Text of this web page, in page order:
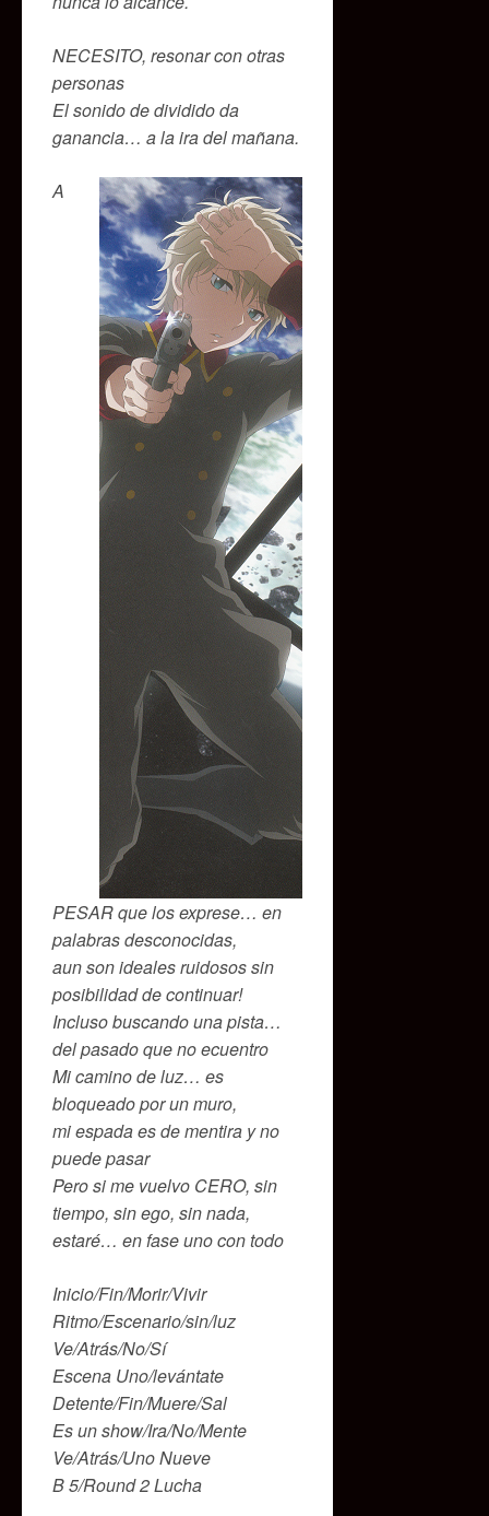
NECESITO, resonar con otras
personas
El sonido de dividido da
ganancia… a la ira del mañana.
A
PESAR que los exprese… en
palabras desconocidas,
aun son ideales ruidosos sin
posibilidad de continuar!
Incluso buscando una pista…
del pasado que no ecuentro
Mi camino de luz… es
bloqueado por un muro,
mi espada es de mentira y no
puede pasar
Pero si me vuelvo CERO, sin
tiempo, sin ego, sin nada,
estaré… en fase uno con todo
Inicio/Fin/Morir/Vivir
Ritmo/Escenario/sin/luz
Ve/Atrás/No/Sí
Escena Uno/levántate
Detente/Fin/Muere/Sal
Es un show/Ira/No/Mente
Ve/Atrás/Uno Nueve
B 5/Round 2 Lucha